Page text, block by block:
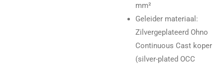
mm²
Geleider materiaal:
Zilvergeplateerd Ohno
Continuous Cast koper
(silver-plated OCC